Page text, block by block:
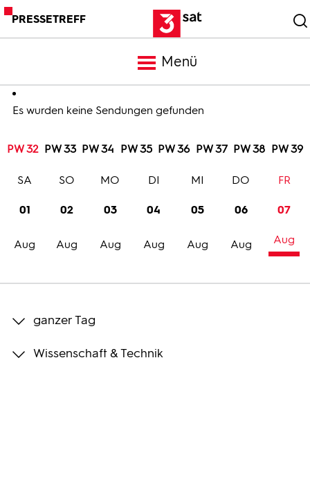
PRESSETREFF
Menü
Meldungen
Programm
Trailer
Bilder
Es wurden keine Sendungen gefunden
PW 32 PW 33 PW 34 PW 35 PW 36 PW 37 PW 38 PW 39
01
Aug
SA
02
Aug
SO
03
Aug
MO
04
Aug
DI
05
Aug
MI
06
Aug
DO
07
Aug
FR
ganzer Tag
Wissenschaft & Technik